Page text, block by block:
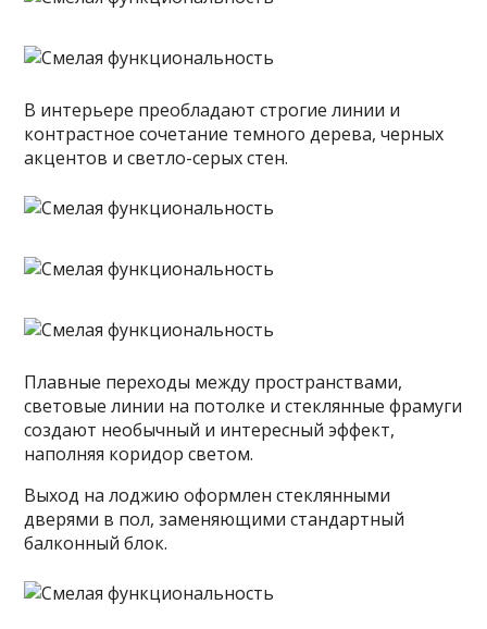
В интерьере преобладают строгие линии и
контрастное сочетание темного дерева, черных
акцентов и светло-серых стен.
Плавные переходы между пространствами,
световые линии на потолке и стеклянные фрамуги
создают необычный и интересный эффект,
наполняя коридор светом.
Выход на лоджию оформлен стеклянными
дверями в пол, заменяющими стандартный
балконный блок.